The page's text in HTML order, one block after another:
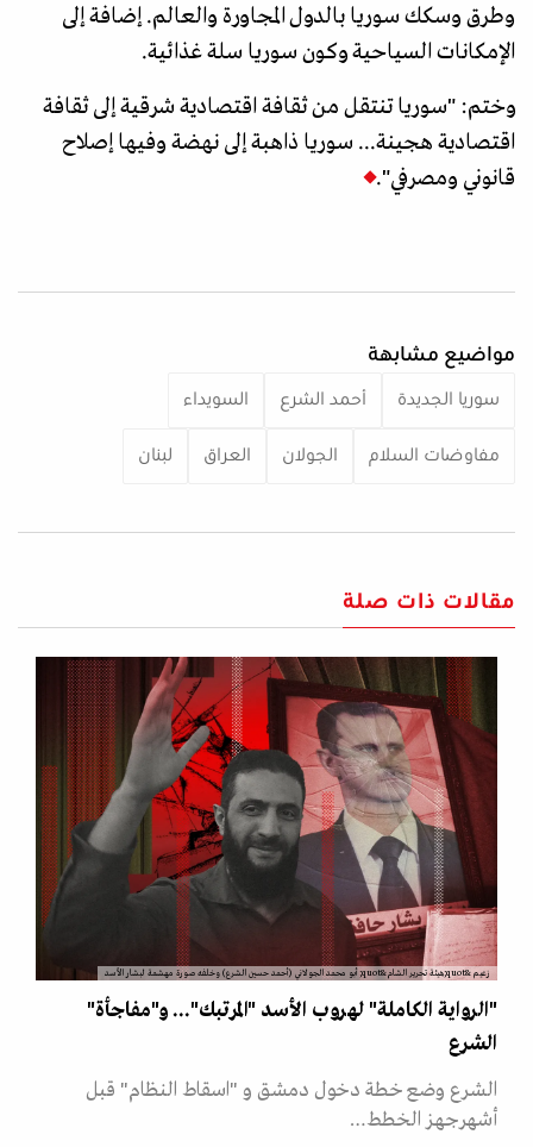
وطرق وسكك سوريا بالدول المجاورة والعالم. إضافة إلى
الإمكانات السياحية وكون سوريا سلة غذائية.
وختم: "سوريا تنتقل من ثقافة اقتصادية شرقية إلى ثقافة
اقتصادية هجينة... سوريا ذاهبة إلى نهضة وفيها إصلاح
قانوني ومصرفي".
مواضيع مشابهة
سوريا الجديدة أحمد الشرع السويداء
مفاوضات السلام الجولان العراق لبنان
مقالات ذات صلة
زعيم &quot;هيئة تحرير الشام&quot; أبو محمد الجولاني (أحمد حسين الشرع) وخلفه صورة مهشمة لبشار الأسد
"الرواية الكاملة" لهروب الأسد "المرتبك"... و"مفاجأة"
الشرع
الشرع وضع خطة دخول دمشق و "اسقاط النظام" قبل
أشهرجهز الخطط…